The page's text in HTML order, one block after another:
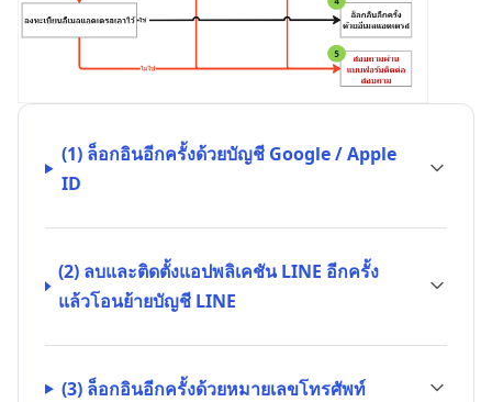
(1) ล็อกอินอีกครั้งด้วยบัญชี Google / Apple
ID
(2) ลบและติดตั้งแอปพลิเคชัน LINE อีกครั้ง
แล้วโอนย้ายบัญชี LINE
(3) ล็อกอินอีกครั้งด้วยหมายเลขโทรศัพท์